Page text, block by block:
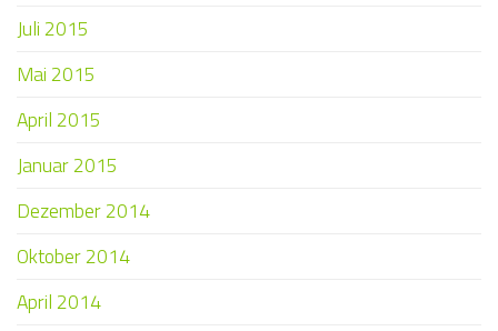
Juli 2015
Mai 2015
April 2015
Januar 2015
Dezember 2014
Oktober 2014
April 2014